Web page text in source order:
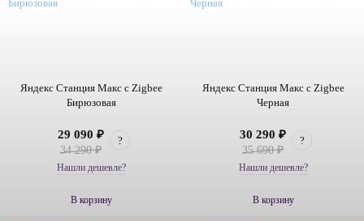
Яндекс Станция Макс с Zigbee
Бирюзовая
29 090 ₽
34 290 ₽
?
Нашли дешевле?
В корзину
Яндекс Станция Макс с Zigbee
Черная
30 290 ₽
35 690 ₽
?
Нашли дешевле?
В корзину